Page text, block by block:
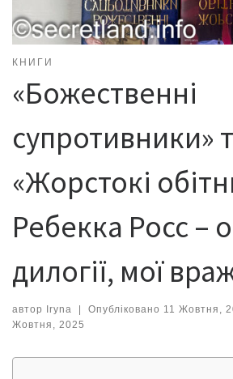
КНИГИ
«Божественні
супротивники»
«Жорстокі
Ребекка Росс –
дилогії, мої
автор Iryna Опубліковано 11 Жовтня,
Жовтня, 2025